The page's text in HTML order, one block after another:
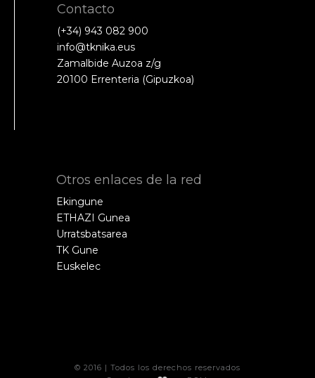
Contacto
(+34) 943 082 900
info@tknika.eus
Zamalbide Auzoa z/g
20100 Errenteria (Gipuzkoa)
Otros enlaces de la red
Ekingune
ETHAZI Gunea
Urratsbatsarea
TK Gune
Euskelec
© 2016 | Todos los derechos reservados